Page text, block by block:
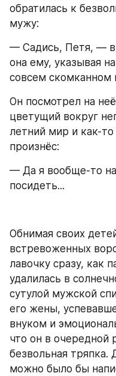
обратилась к
мужу:
— Садись, Петя, —
она ему, указывая
совсем
Он посмотрел на
цветущий вокруг
летний мир и как-
произнёс:
— Да я вообще-то
посидеть...
Обнимая своих
встревоженных
лавочку сразу, как
удалилась в
сутулой мужской
его жены,
внуком и
что он в очередной
безвольная тряпка.
можно было бы